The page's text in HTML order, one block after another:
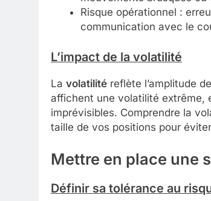
Risque opérationnel :
communication avec le
L’impact de la volatilité
La volatilité reflète l’amplitude
affichent une volatilité extrême,
imprévisibles. Comprendre la
taille de vos positions pour
Mettre en place une
Définir sa tolérance au